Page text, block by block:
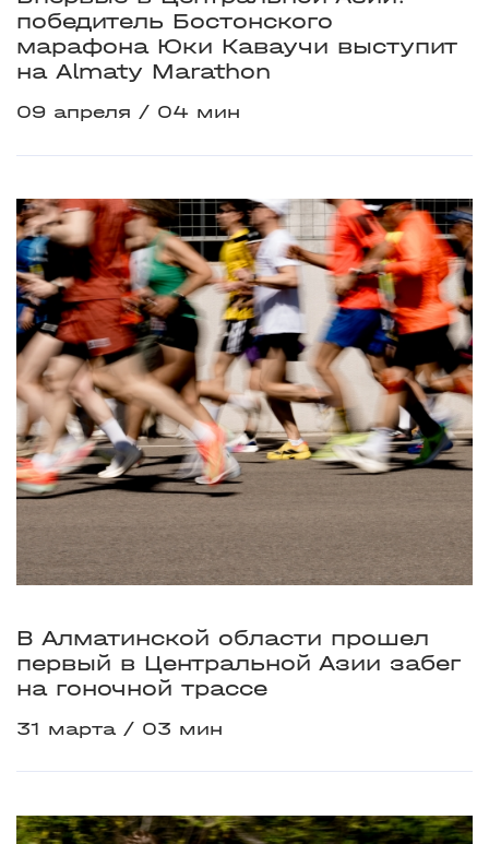
победитель Бостонского
марафона Юки Каваучи выступит
на Almaty Marathon
09 апреля 04 мин
В Алматинской области прошел
первый в Центральной Азии забег
на гоночной трассе
31 марта 03 мин